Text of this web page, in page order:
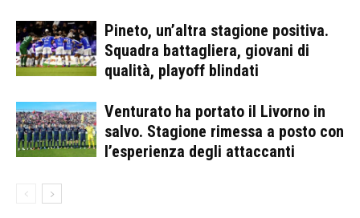
Pineto, un’altra stagione positiva.
Squadra battagliera, giovani di
qualità, playoff blindati
Venturato ha portato il Livorno in
salvo. Stagione rimessa a posto con
l’esperienza degli attaccanti